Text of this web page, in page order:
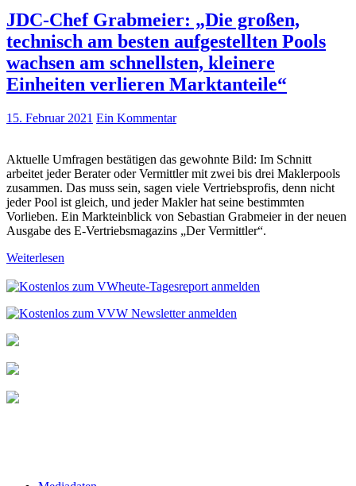
JDC-Chef Grabmeier: „Die großen,
technisch am besten aufgestellten Pools
wachsen am schnellsten, kleinere
Einheiten verlieren Marktanteile“
15. Februar 2021 Ein Kommentar
Aktuelle Umfragen bestätigen das gewohnte Bild: Im Schnitt
arbeitet jeder Berater oder Vermittler mit zwei bis drei Maklerpools
zusammen. Das muss sein, sagen viele Vertriebsprofis, denn nicht
jeder Pool ist gleich, und jeder Makler hat seine bestimmten
Vorlieben. Ein Markteinblick von Sebastian Grabmeier in der neuen
Ausgabe des E-Vertriebsmagazins „Der Vermittler“.
Weiterlesen